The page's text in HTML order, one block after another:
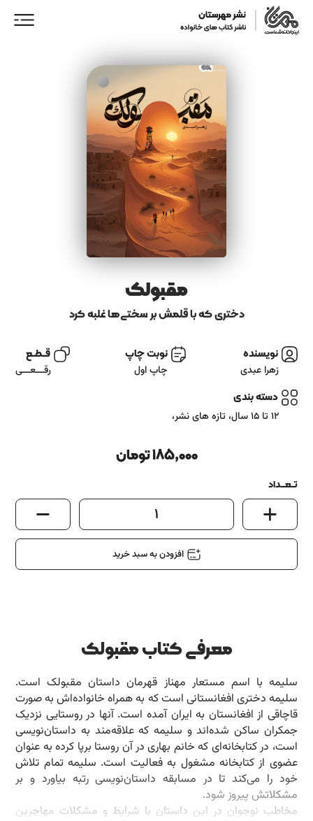
ورود/ عضویت
خانه
فروشگاه
نمایندگان فروش
همکاری با ما
آشنایی باما
مقبولک
دختری که با قلمش بر سختی‌ها غلبه کرد
نویسنده
زهرا عبدی
نوبت چاپ
چاپ اول
قــطــع
رقـــعـــی
دسته بندی
12 تا 15 سال ، تازه های نشر،
185,000تومان
تــعـــداد
1
افزودن به سبد خرید
معرفی کتاب مقبولک
سلیمه با اسم مستعار مهناز قهرمان داستان مقبولک است.
سلیمه دختری افغانستانی است که به همراه خانواده‌اش به صورت
قاچاقی از افغانستان به ایران آمده است. آنها در روستایی نزدیک
جمکران ساکن شده‌اند و سلیمه که علاقه‌مند به داستان‌نویسی
است، در کتابخانه‌ای که خانم بهاری در آن روستا برپا کرده به عنوان
عضوی از کتابخانه مشغول به فعالیت است. سلیمه تمام تلاش
خود را می‌کند تا در مسابقه داستان‌نویسی رتبه بیاورد و بر
مشکلاتش پیروز شود.
مخاطب نوجوان در این داستان با شرایط و مشکلات مهاجرین